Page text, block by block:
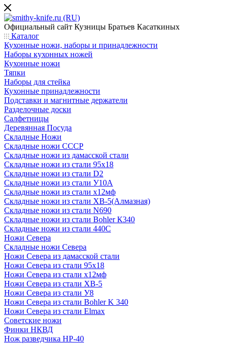
Официальный сайт Кузницы Братьев Касаткиных
Каталог
Кухонные ножи, наборы и принадлежности
Наборы кухонных ножей
Кухонные ножи
Тяпки
Наборы для стейка
Кухонные принадлежности
Подставки и магнитные держатели
Разделочные доски
Салфетницы
Деревянная Посуда
Складные Ножи
Cкладные ножи СССР
Складные ножи из дамасской стали
Складные ножи из стали 95х18
Складные ножи из стали D2
Складные ножи из стали У10А
Складные ножи из стали х12мф
Складные ножи из стали ХВ-5(Алмазная)
Складные ножи из стали N690
Складные ножи из стали Bohler К340
Складные ножи из стали 440С
Ножи Севера
Складные ножи Севера
Ножи Севера из дамасской стали
Ножи Севера из стали 95х18
Ножи Севера из стали х12мф
Ножи Севера из стали ХВ-5
Ножи Севера из стали У8
Ножи Севера из стали Bohler K 340
Ножи Севера из стали Elmax
Советские ножи
Финки НКВД
Нож разведчика НР-40